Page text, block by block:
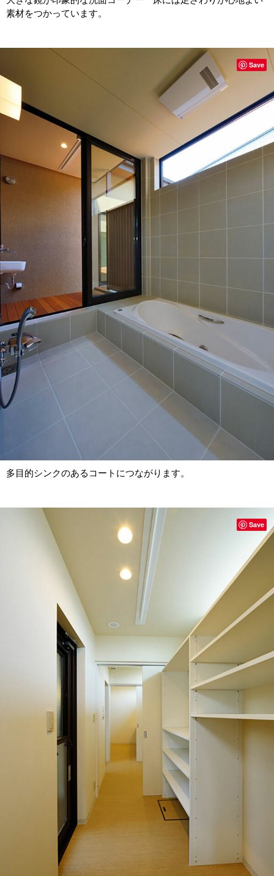
素材をつかっています。
多目的シンクのあるコートにつながります。
Save
Save